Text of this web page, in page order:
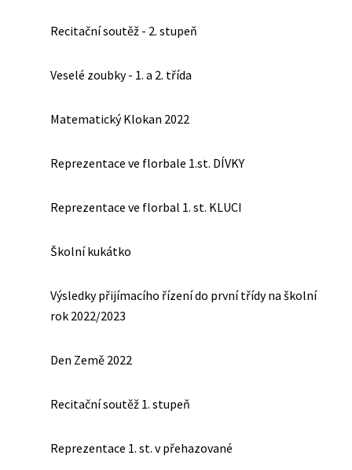
Recitační soutěž - 2. stupeň
Veselé zoubky - 1. a 2. třída
Matematický Klokan 2022
Reprezentace ve florbale 1.st. DÍVKY
Reprezentace ve florbal 1. st. KLUCI
Školní kukátko
Výsledky přijímacího řízení do první třídy na školní
rok 2022/2023
Den Země 2022
Recitační soutěž 1. stupeň
Reprezentace 1. st. v přehazované